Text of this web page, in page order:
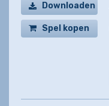
Downloaden
Spel kopen